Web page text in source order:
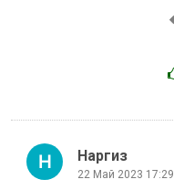
Наргиз
22 Май 2023 17:29